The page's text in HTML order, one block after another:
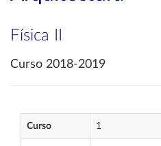
Física II
Curso 2018-2019
Curso 1